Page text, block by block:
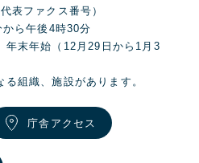
表ファクス番号）
ら午後4時30分
年末年始（12月29日から1月3
組織、施設があります。
庁舎アクセス